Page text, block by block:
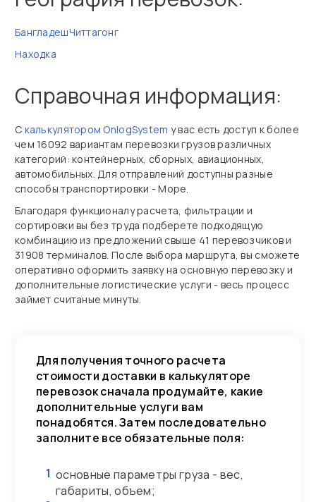
БангладешЧиттагонг
Находка
Справочная информация:
С калькулятором OnlogSystem у вас есть доступ к более
чем 16092 вариантам перевозки грузов различных
категорий: контейнерных, сборных, авиационных,
автомобильных. Для отправлений доступны разные
способы транспортировки - Море.
Благодаря функционалу расчета, фильтрации и
сортировки вы без труда подберете подходящую
комбинацию из предложений свыше 41 перевозчиков и
31908 терминалов. После выбора маршрута, вы сможете
оперативно оформить заявку на основную перевозку и
дополнительные логистические услуги - весь процесс
займет считаные минуты.
Для получения точного расчета
стоимости доставки в калькуляторе
перевозок сначала продумайте, какие
дополнительные услуги вам
понадобятся. Затем последовательно
заполните все обязательные поля:
1 основные параметры груза - вес,
габариты, объем;